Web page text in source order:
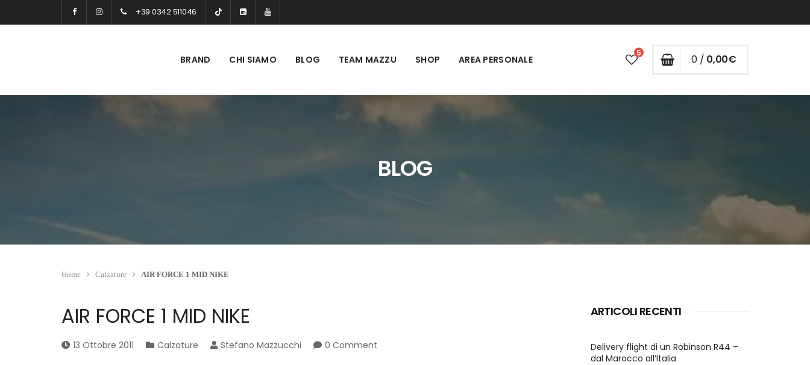
+39 0342 511046
BRAND CHI SIAMO BLOG TEAM MAZZU SHOP AREA PERSONALE
5 0 / 0,00€
BLOG
Home Calzature AIR FORCE 1 MID NIKE
AIR FORCE 1 MID NIKE
13 Ottobre 2011 Calzature Stefano Mazzucchi 0 Comment
ARTICOLI RECENTI
Delivery flight di un Robinson R44 –
dal Marocco all’Italia